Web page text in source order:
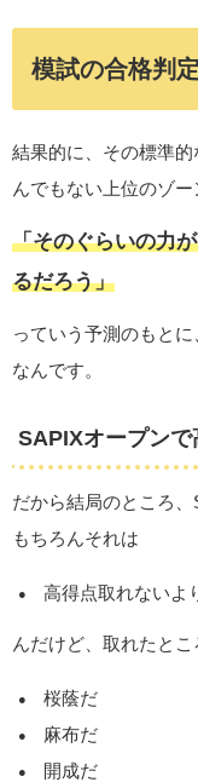
模試の合格判
結果的に、その標準
んでもない上位のゾー
「そのぐらいの力
るだろう」
っていう予測のもと
なんです。
SAPIXオープン
だから結局のところ、
もちろんそれは
高得点取れないよ
んだけど、取れたと
桜蔭だ
麻布だ
開成だ